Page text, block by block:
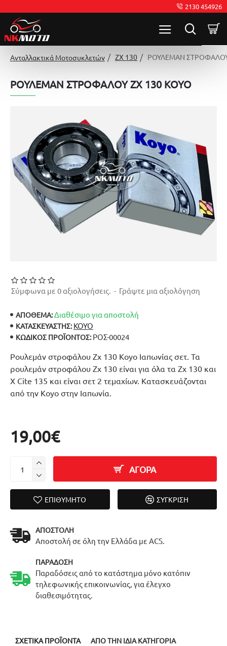
2130 454926
Ανταλλακτικά Μοτοσυκλετών ZX 130 ΡΟΥΛΕΜΑΝ ΣΤΡΟΦΑΛΟΥ
ΡΟΥΛΕΜΑΝ ΣΤΡΟΦΑΛΟΥ ZX 130 KOYO
Ρουλεμάν στροφάλου Zx 130 Koyo Ιαπωνίας σετ. Τα
ρουλεμάν στροφάλου Zx 130 είναι για όλα τα Zx 130 και
X Cite 135 και είναι σετ 2 τεμαχίων. Κατασκευάζονται
από την Koyo στην Ιαπωνία.
ΑΠΟΘΕΜΑ:Διαθέσιμο για αποστολή
ΚΑΤΑΣΚΕΥΑΣΤΉΣ: KOYO
ΚΩΔΙΚΌΣ ΠΡΟΪΌΝΤΟΣ: ΡΟΣ-00024
Σύμφωνα με 0 αξιολογήσεις. - Γράψτε μια αξιολόγηση
19,00€
ΑΓΟΡΑ
ΕΠΙΘΥΜΗΤΌ ΣΎΓΚΡΙΣΗ
ΑΠΟΣΤΟΛΉ
Αποστολή σε όλη την Ελλάδα με ACS.
ΠΑΡΆΔΟΣΗ
Παραδόσεις από το κατάστημα μόνο κατόπιν
τηλεφωνικής επικοινωνίας, για έλεγχο
διαθεσιμότητας.
ΣΧΕΤΙΚΆ ΠΡΟΪΌΝΤΑ ΑΠΌ ΤΗΝ ΊΔΙΑ ΚΑΤΗΓΟΡΊΑ